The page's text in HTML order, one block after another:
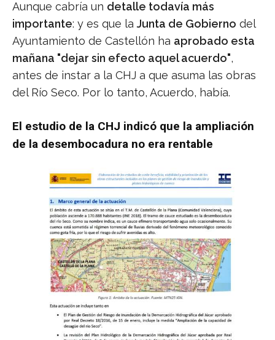
Aunque cabría un detalle todavía más
importante: y es que la Junta de Gobierno del
Ayuntamiento de Castellón ha aprobado esta
mañana "dejar sin efecto aquel acuerdo",
antes de instar a la CHJ a que asuma las obras
del Río Seco. Por lo tanto, Acuerdo, había.
El estudio de la CHJ indicó que la ampliación
de la desembocadura no era rentable